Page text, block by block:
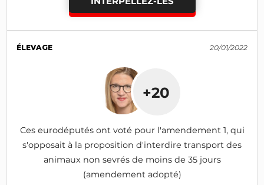
ÉLEVAGE 20/01/2022
+20
Ces eurodéputés ont voté pour l'amendement 1, qui
s'opposait à la proposition d'interdire transport des
animaux non sevrés de moins de 35 jours
(amendement adopté)